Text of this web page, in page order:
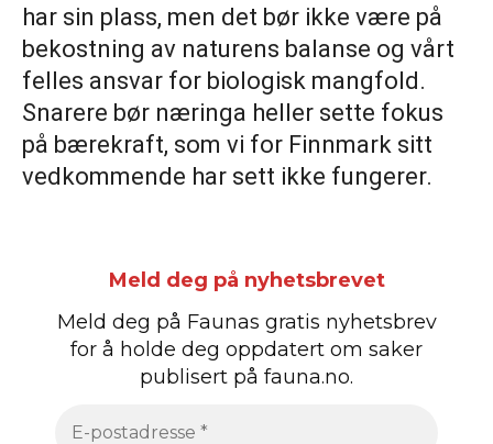
har sin plass, men det bør ikke være på
bekostning av naturens balanse og vårt
felles ansvar for biologisk mangfold.
Snarere bør næringa heller sette fokus
på bærekraft, som vi for Finnmark sitt
vedkommende har sett ikke fungerer.
Meld deg på nyhetsbrevet
Meld deg på Faunas gratis nyhetsbrev
for å holde deg oppdatert om saker
publisert på fauna.no.